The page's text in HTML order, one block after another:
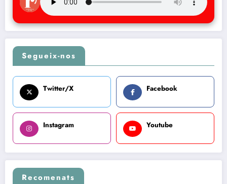
Segueix-nos
Twitter/X Facebook
Instagram Youtube
Recomenats